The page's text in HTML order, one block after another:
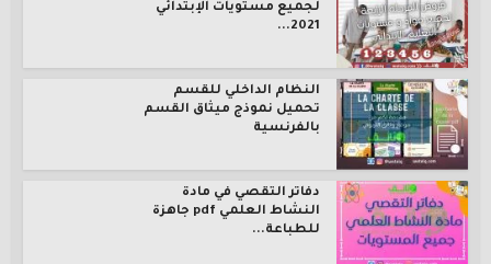
لجميع مستويات الإبتدائي
2021...
النظام الداخلي للقسم
تحميل نموذج ميثاق القسم
بالفرنسية
دفاتر التقصي في مادة
النشاط العلمي pdf جاهزة
للطباعة...